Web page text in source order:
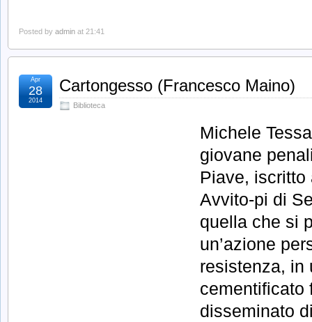
Posted by admin at 21:41
Cartongesso (Francesco Maino)
Biblioteca
Apr
28
2014
Michele
giovane
Piave, iscritto
Avvito-pi di
quella che si
un’azione
resistenza, in
cementificato
disseminato